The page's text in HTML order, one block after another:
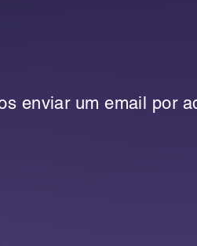
enviar um email por